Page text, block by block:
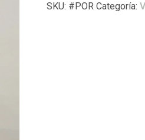
SKU: #POR Categoría: